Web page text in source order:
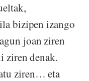
bizipen izango
joan ziren
ziren denak.
ziren… eta